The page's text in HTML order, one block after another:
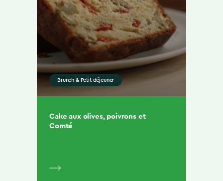
Brunch & Petit déjeuner
Cake aux olives, poivrons et
Comté